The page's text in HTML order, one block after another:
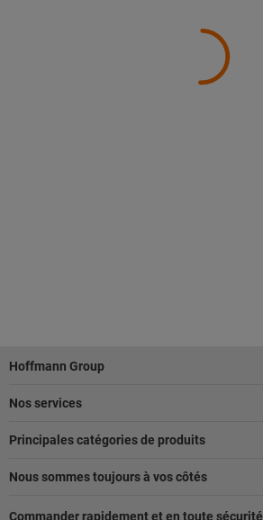
Pied
de
page
Hoffmann Group
Nos services
Principales catégories de produits
Nous sommes toujours à vos côtés
Commander rapidement et en toute sécurité